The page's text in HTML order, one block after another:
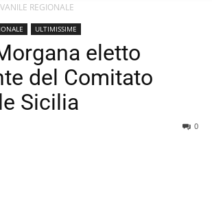
REGIONALE
ULTIMISSIME
eletto
del Comitato
Sicilia
0